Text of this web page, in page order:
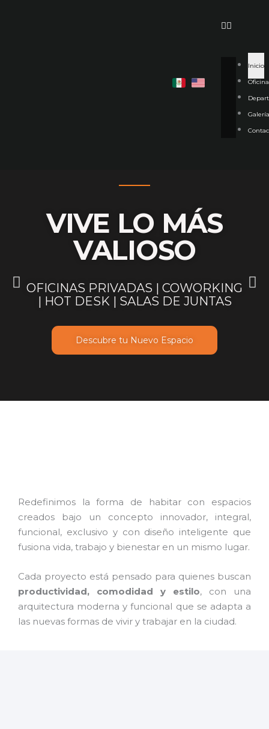
Inicio
VIVE LO MÁS
VALIOSO
OFICINAS PRIVADAS | COWORKING
| HOT DESK | SALAS DE JUNTAS
Descubre tu Nuevo Espacio
Redefinimos la forma de habitar con espacios
creados bajo un concepto innovador, integral,
funcional, exclusivo y con diseño inteligente que
fusiona vida, trabajo y bienestar en un mismo lugar.
Cada proyecto está pensado para quienes buscan
productividad, comodidad y estilo, con una
arquitectura moderna y funcional que se adapta a
las nuevas formas de vivir y trabajar en la ciudad.